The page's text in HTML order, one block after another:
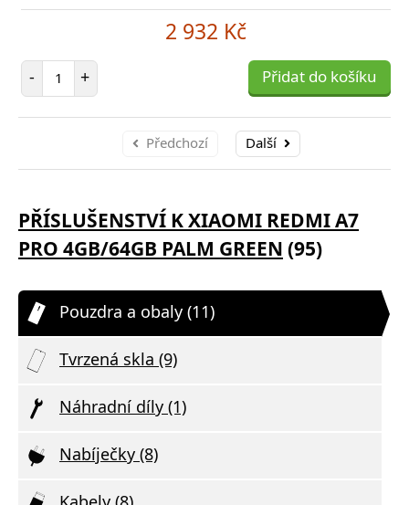
2 932 Kč
- Počet položek
+ Přidat do košíku
Předchozí Další
PŘÍSLUŠENSTVÍ K XIAOMI REDMI A7
PRO 4GB/64GB PALM GREEN (95)
Pouzdra a obaly (11)
Tvrzená skla (9)
Náhradní díly (1)
Nabíječky (8)